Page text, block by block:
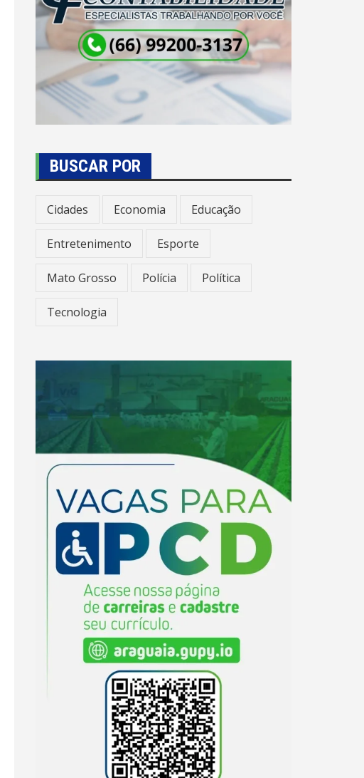
BUSCAR POR
Cidades Economia Educação
Entretenimento Esporte
Mato Grosso Polícia Política
Tecnologia